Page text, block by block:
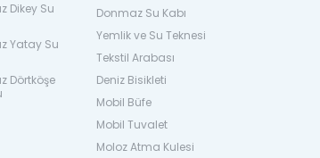
Dikey Su
Yatay Su
Dörtköşe
Donmaz Su Kabı
Yemlik ve Su Teknesi
Tekstil Arabası
Deniz Bisikleti
Mobil Büfe
Mobil Tuvalet
Moloz Atma Kulesi